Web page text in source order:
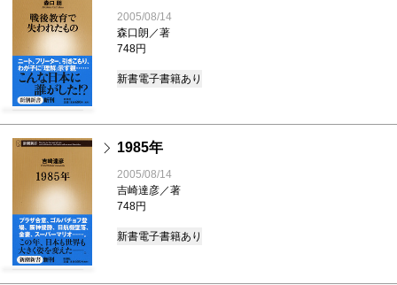
2005/08/14
森口朗／著
748円
新書電子書籍あり
1985年
2005/08/14
吉崎達彦／著
748円
新書電子書籍あり